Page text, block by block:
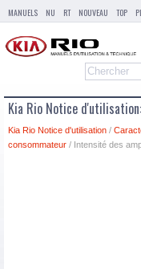
MANUELS NU RT NOUVEAU TOP
Kia Rio Notice
Kia Rio Notice d'utilisation /
consommateur / Intensité des